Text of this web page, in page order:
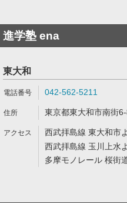
進学塾 ena
東大和
042-562-5211
東京都東大和市南街
西武拝島線 東大和市
西武拝島線 玉川上水
多摩モノレール 桜街